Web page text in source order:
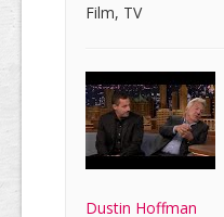
Film, TV
Dustin Hoffman